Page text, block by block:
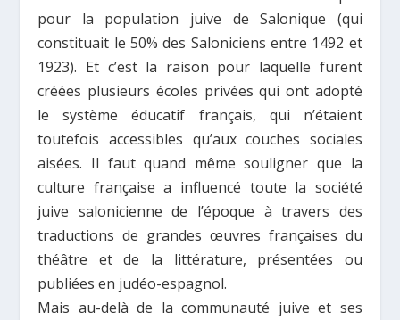
pour la population juive de Salonique (qui
constituait le 50% des Saloniciens entre 1492 et
1923). Et c’est la raison pour laquelle furent
créées plusieurs écoles privées qui ont adopté
le système éducatif français, qui n’étaient
toutefois accessibles qu’aux couches sociales
aisées. Il faut quand même souligner que la
culture française a influencé toute la société
juive salonicienne de l’époque à travers des
traductions de grandes œuvres françaises du
théâtre et de la littérature, présentées ou
publiées en judéo-espagnol.
Mais au-delà de la communauté juive et ses